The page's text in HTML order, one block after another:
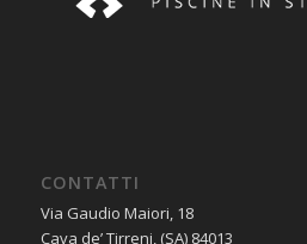
CONTATTI
Via Gaudio Maiori, 18
Cava de’ Tirreni, (SA) 84013